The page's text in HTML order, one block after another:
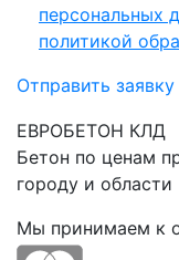
персональных
политикой
Отправить заявку
ЕВРОБЕТОН КЛД
Бетон по ценам
городу и области
Мы принимаем к